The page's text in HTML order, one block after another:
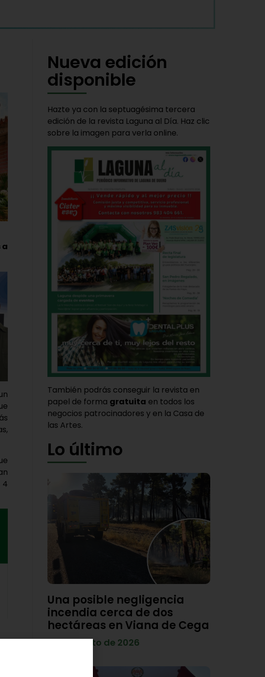
a
4
Nueva edición
disponible
Hazte ya con la septuagésima tercera
edición de la revista Laguna al Día. Haz clic
sobre la imagen para verla online.
También podrás conseguir la revista en
papel de forma gratuita en todos los
negocios patrocinadores y en la Casa de
las Artes.
Lo último
Una posible negligencia
incendia cerca de dos
hectáreas en Viana de Cega
7 de agosto de 2026